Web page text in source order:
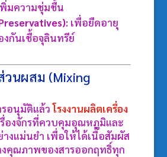
พิ่มความชุ่มชื้น
: เพื่อยืดอายุ
กันเชื้อจุลินทรีย์
วนผสม (Mixing
รอนุมัติแล้วโรงงานผลิตเครื่อง
องจักรที่ควบคุมอุณหภูมิและ
งแม่นยำ เพื่อให้ได้เนื้อสัมผัส
คุณภาพของสารออกฤทธิ์ทุก